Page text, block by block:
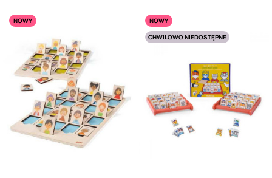
NOWY
NOWY
CHWILOWO NIEDOSTĘPNE